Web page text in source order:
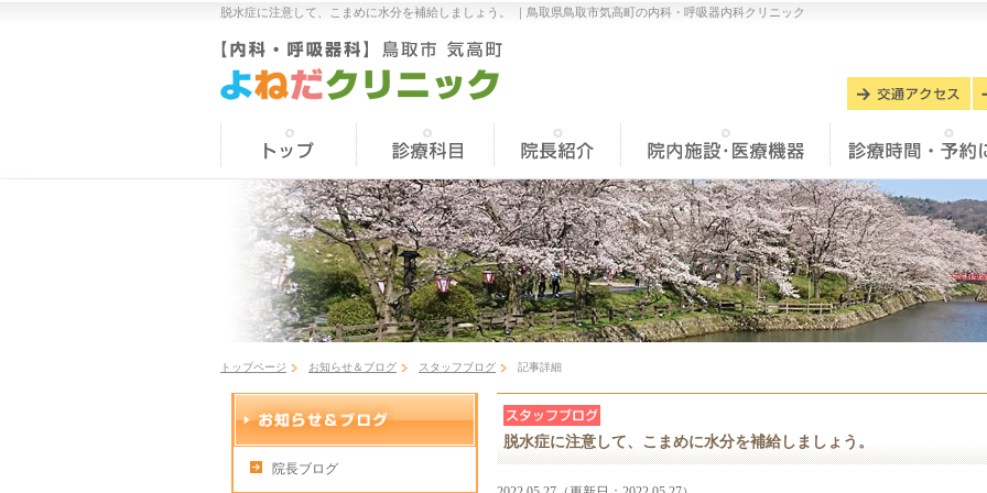
脱水症に注意して、こまめに水分を補給しましょう。 ｜ 鳥取県鳥取市気高町の内科・呼吸器内科クリニック
トップページ お知らせ＆ブログ スタッフブログ 記事詳細
脱水症に注意して、こまめに水分を補給しましょう。
院長ブログ